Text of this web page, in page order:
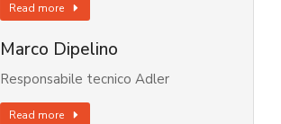
Read more
Marco Dipelino
Responsabile tecnico Adler
Read more